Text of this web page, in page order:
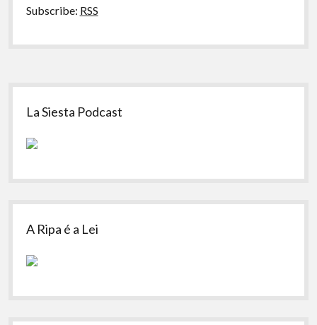
Subscribe: RSS
Sidebar
La Siesta Podcast
A Ripa é a Lei